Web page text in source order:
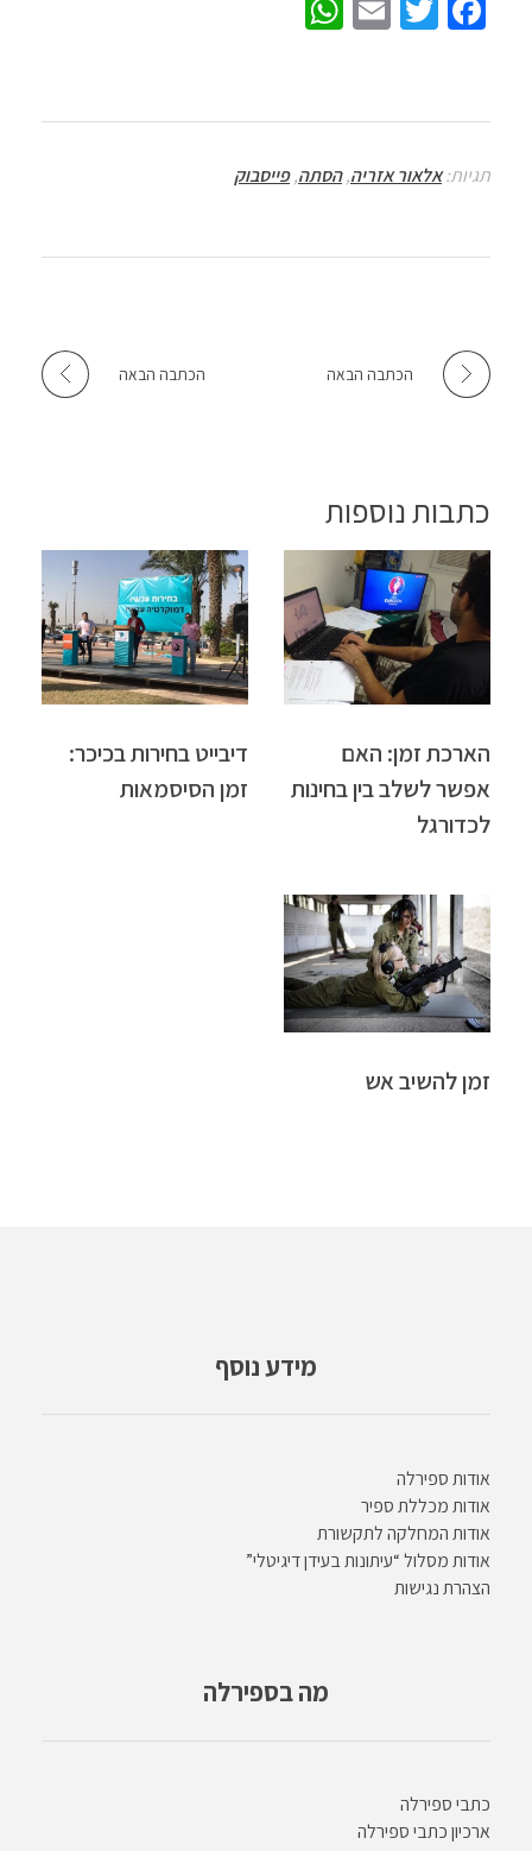
Fa
o
o
k
T
er
E
sA
p
p
תגיות:אלאור אזריה,הסתה,פייסבוק
הכתבה הבאה הכתבה הבאה
כתבות נוספות
הארכת זמן: האם
אפשר לשלב בין בחינות
לכדורגל
דיבייט בחירות בכיכר:
זמן הסיסמאות
זמן להשיב אש
מידע נוסף
אודות ספירלה
אודות מכללת ספיר
אודות המחלקה לתקשורת
אודות מסלול “עיתונות בעידן דיגיטלי”
הצהרת נגישות
מה בספירלה
כתבי ספירלה
ארכיון כתבי ספירלה